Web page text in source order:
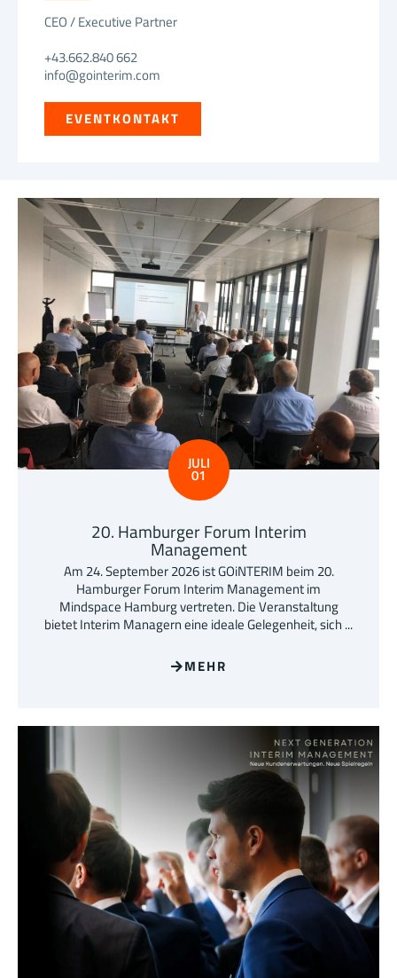
CEO / Executive Partner
+43.662.840 662
info@gointerim.com
EVENTKONTAKT
JULI
01
20. Hamburger Forum Interim
Management
Am 24. September 2026 ist GOiNTERIM beim 20.
Hamburger Forum Interim Management im
Mindspace Hamburg vertreten. Die Veranstaltung
bietet Interim Managern eine ideale Gelegenheit, sich ...
MEHR